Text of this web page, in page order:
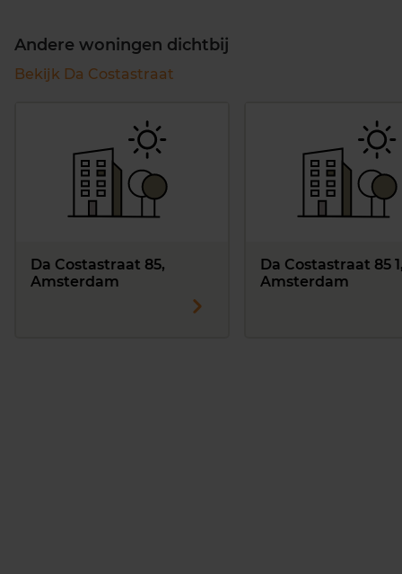
Andere woningen dichtbij
Bekijk Da Costastraat
Da Costastraat 85,
Amsterdam
Da Costastraat 85
Amsterdam